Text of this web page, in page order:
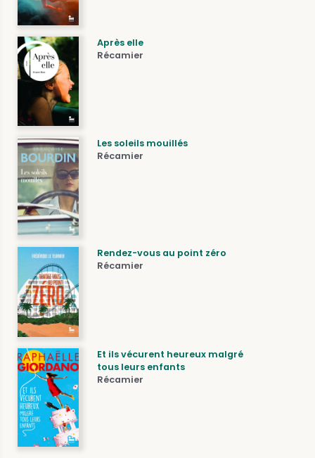
Après elle
Récamier
Les soleils mouillés
Récamier
Rendez-vous au point zéro
Récamier
Et ils vécurent heureux malgré
tous leurs enfants
Récamier